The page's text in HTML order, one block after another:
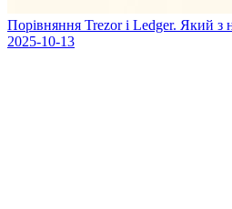
Порівняння Trezor і Ledger. Який з
2025-10-13